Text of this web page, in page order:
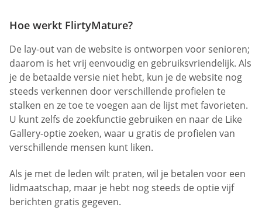
Hoe werkt FlirtyMature?
De lay-out van de website is ontworpen voor senioren;
daarom is het vrij eenvoudig en gebruiksvriendelijk. Als
je de betaalde versie niet hebt, kun je de website nog
steeds verkennen door verschillende profielen te
stalken en ze toe te voegen aan de lijst met favorieten.
U kunt zelfs de zoekfunctie gebruiken en naar de Like
Gallery-optie zoeken, waar u gratis de profielen van
verschillende mensen kunt liken.
Als je met de leden wilt praten, wil je betalen voor een
lidmaatschap, maar je hebt nog steeds de optie vijf
berichten gratis gegeven.